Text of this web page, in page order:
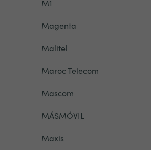
M1
Magenta
Malitel
Maroc Telecom
Mascom
MÁSMÓVIL
Maxis